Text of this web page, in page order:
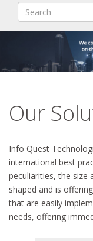
Search
Our
Info Quest
international best
peculiarities, the size
shaped and is
that are easily
needs, offering